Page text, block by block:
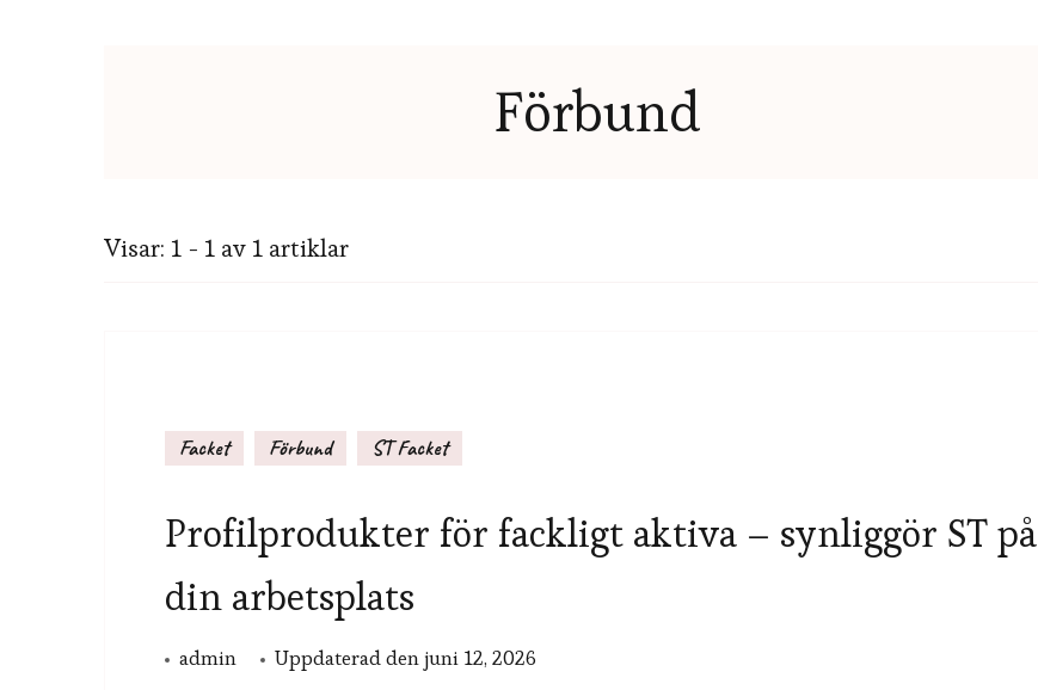
Förbund
Visar: 1 - 1 av 1 artiklar
Facket Förbund ST Facket
Profilprodukter för fackligt aktiva – synliggör ST på
din arbetsplats
admin Uppdaterad den juni 12, 2026